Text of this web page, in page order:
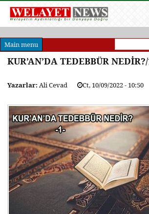
Main menu Arama
Ara
KUR’AN’DA TEDEBBÜR
Yazarlar: Ali Cevad Ct, 10/09/2022 - 10:50